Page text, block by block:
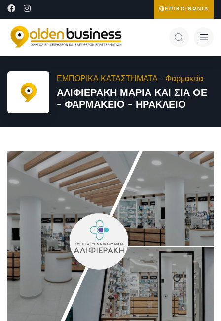
ΕΠΙΚΟΙΝΩΝΙΑ
ΕΜΠΟΡΙΚΑ ΚΑΤΑΣΤΗΜΑΤΑ - Φαρμακεία
ΑΛΙΦΙΕΡΑΚΗ ΜΑΡΙΑ ΚΑΙ ΣΙΑ ΟΕ
– ΦΑΡΜΑΚΕΙΟ – ΗΡΑΚΛΕΙΟ